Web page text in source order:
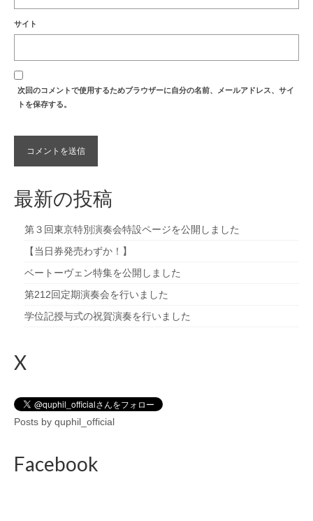
サイト
次回のコメントで使用するためブラウザーに自分の名前、メールアドレス、サイ
トを保存する。
最新の投稿
第３回東京特別演奏会特設ページを公開しました
【当日券発売わずか！】
ベートーヴェン特集を公開しました
第212回定期演奏会を行いました
学位記授与式の祝賀演奏を行いました
X
Posts by quphil_official
Facebook